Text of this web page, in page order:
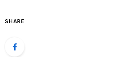
SHARE